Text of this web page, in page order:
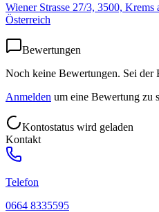
Wiener Strasse 27/3, 3500,
Österreich
Bewertungen
Noch keine Bewertungen. Sei der
Anmelden um eine Bewertung zu
Kontostatus wird geladen
Kontakt
Telefon
0664 8335595